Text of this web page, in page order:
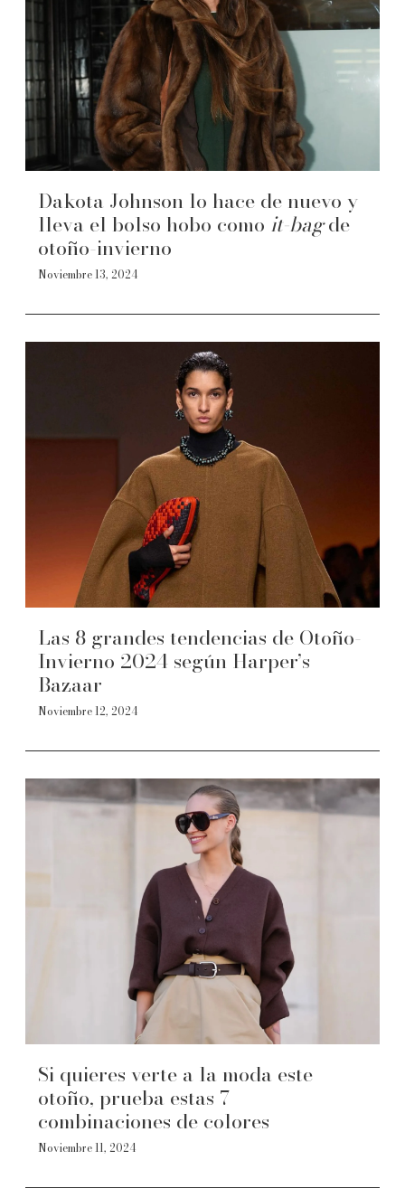
Dakota Johnson lo hace de nuevo y
lleva el bolso hobo como it-bagde
otoño-invierno
Noviembre 13, 2024
Las 8 grandes tendencias de Otoño-
Invierno 2024 según Harper’s
Bazaar
Noviembre 12, 2024
Si quieres verte a la moda este
otoño, prueba estas 7
combinaciones de colores
Noviembre 11, 2024